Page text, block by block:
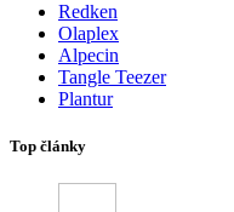
Redken
Olaplex
Alpecin
Tangle Teezer
Plantur
Top články